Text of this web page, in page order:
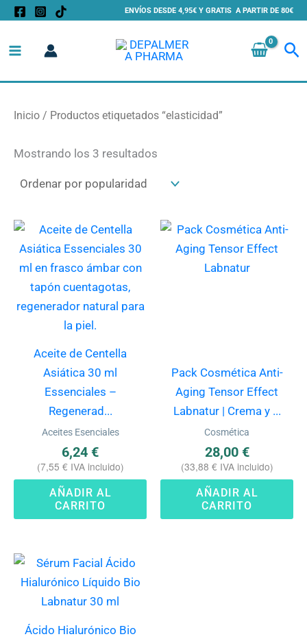
contenido
ENVÍOS DESDE 4,95€ Y GRATIS A PARTIR DE 80€
Inicio / Productos etiquetados “elasticidad”
Mostrando los 3 resultados
Ordenado
por
Aceite de Centella
Asiática 30 ml
Essenciales –
Regenerad...
Aceites Esenciales
6,24 €
(7,55 € IVA incluido)
AÑADIR AL
CARRITO
Pack Cosmética Anti-
Aging Tensor Effect
Labnatur | Crema y ...
Cosmética
28,00 €
(33,88 € IVA incluido)
AÑADIR AL
CARRITO
Ácido Hialurónico Bio